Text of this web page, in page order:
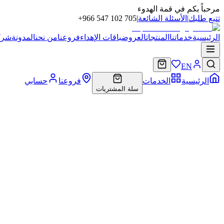
مرحباً بكم في قمة الهدوء
تتبع طلبك| الأسئلة الشائعة|
+966 547 102 705
الرئيسيةخدماتنا المنتجاتالعروضباقات الإهداءفروعنامن نحنالمدونة
EN
الرئيسية
الخدمات
سلة المشتريات
فروعنا حسابي